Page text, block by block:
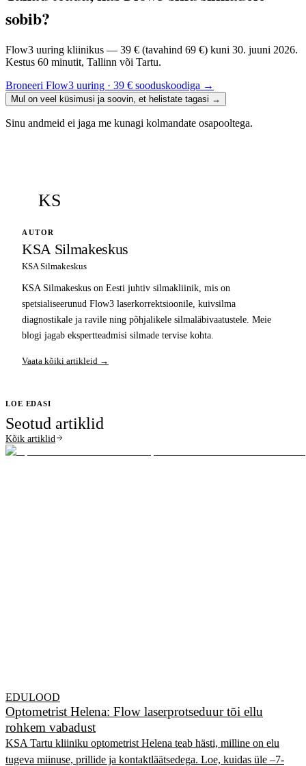
sobib?
Flow3 uuring kliinikus — 39 € (tavahind 69 €) kuni 30. juuni 2026.
Kestus 60 minutit, Tallinn või Tartu.
Broneeri Flow3 uuring · 39 € sooduskoodiga →
Mul on veel küsimusi ja soovin, et helistate tagasi →
Sinu andmeid ei jaga me kunagi kolmandate osapooltega.
KS
AUTOR
KSA Silmakeskus
KSA Silmakeskus
KSA Silmakeskus on Eesti juhtiv silmakliinik, mis on
spetsialiseerunud Flow3 laserkorrektsioonile, kuivsilma
diagnostikale ja ravile ning põhjalikele silmaläbivaatustele. Meie
blogi jagab ekspertteadmisi silmade tervise kohta.
Vaata kõiki artikleid →
LOE EDASI
Seotud artiklid
Kõik artiklid
EDULOOD
Optometrist Helena: Flow laserprotseduur tõi ellu
rohkem vabadust
KSA Tartu kliiniku optometrist Helena teab hästi, milline on elu
tugeva miinuse, prillide ja kontaktläätsedega. Loe, kuidas üle –7-